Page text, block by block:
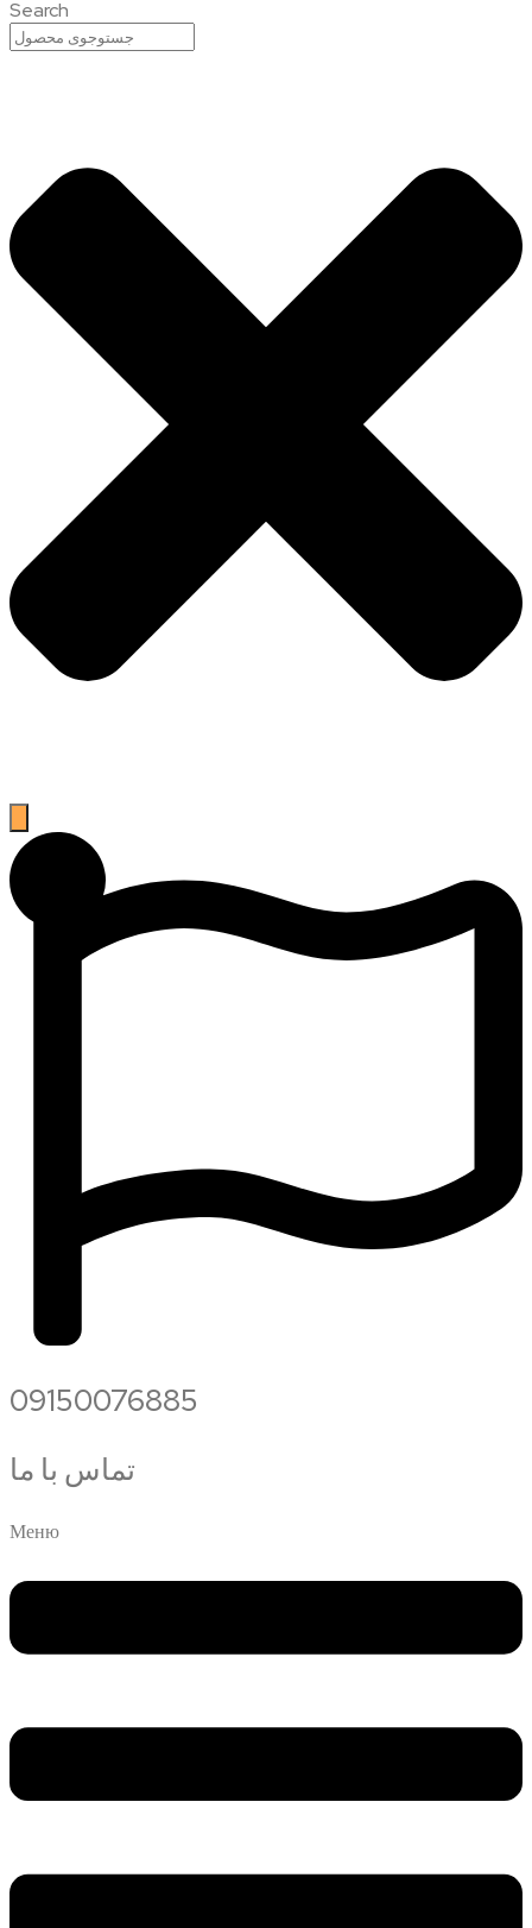
Search
09150076885
تماس با ما
Меню